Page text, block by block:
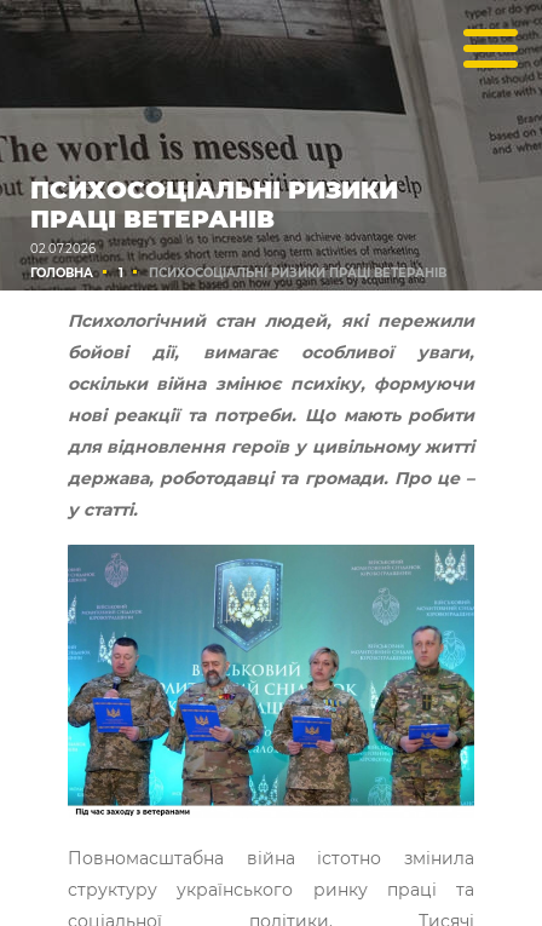
ПСИХОСОЦІАЛЬНІ РИЗИКИ
ПРАЦІ ВЕТЕРАНІВ
02.07.2026
ГОЛОВНА
1 ПСИХОСОЦІАЛЬНІ РИЗИКИ ПРАЦІ ВЕТЕРАНІВ
Психологічний стан людей, які пережили
бойові дії, вимагає особливої уваги,
оскільки війна змінює психіку, формуючи
нові реакції та потреби. Що мають робити
для відновлення героїв у цивільному житті
держава, роботодавці та громади. Про це –
у статті.
Повномасштабна війна істотно змінила
структуру українського ринку праці та
соціальної політики. Тисячі